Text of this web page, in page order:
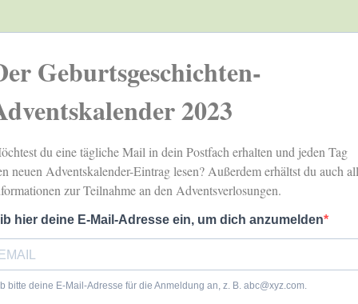
Geburtsgeschichten-
2023
du eine tägliche Mail in dein Postfach erhalten und jeden Tag
neuen Adventskalender-Eintrag lesen? Außerdem erhältst du auch
zur Teilnahme an den Adventsverlosungen.
hier deine E-Mail-Adresse ein, um dich anzumelden
bitte deine E-Mail-Adresse für die Anmeldung an, z. B. abc@xyz.com.